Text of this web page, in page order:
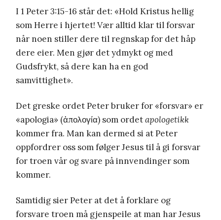
I 1 Peter 3:15-16 står det: «Hold Kristus hellig
som Herre i hjertet! Vær alltid klar til forsvar
når noen stiller dere til regnskap for det håp
dere eier. Men gjør det ydmykt og med
Gudsfrykt, så dere kan ha en god
samvittighet».
Det greske ordet Peter bruker for «forsvar» er
«apologia» (ἀπολογία) som ordetapologetikk
kommer fra. Man kan dermed si at Peter
oppfordrer oss som følger Jesus til å gi forsvar
for troen vår og svare på innvendinger som
kommer.
Samtidig sier Peter at det å forklare og
forsvare troen må gjenspeile at man har Jesus